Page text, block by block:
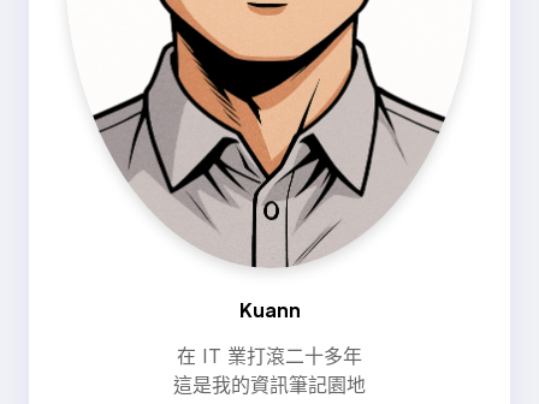
Kuann
在 IT 業打滾二十多年
這是我的資訊筆記園地